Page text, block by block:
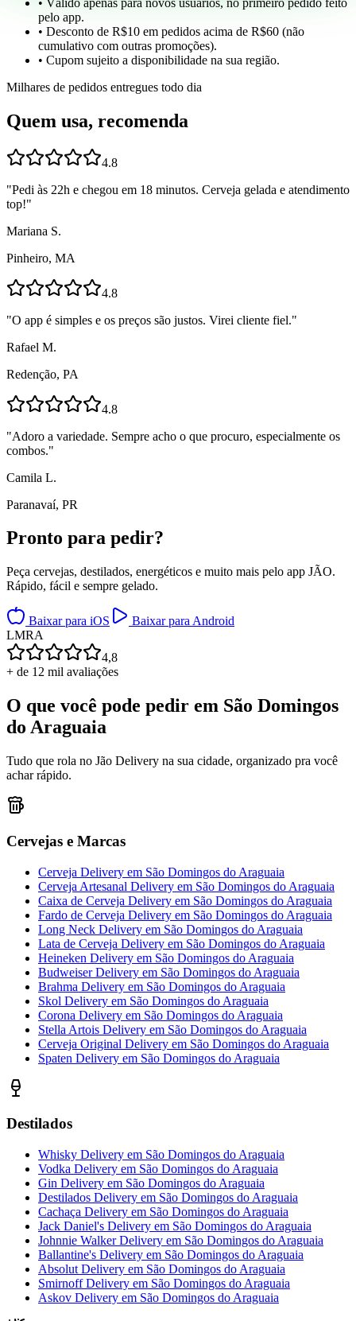
pelo app.
• Desconto de R$10 em pedidos acima de R$60 (não
cumulativo com outras promoções).
• Cupom sujeito a disponibilidade na sua região.
Milhares de pedidos entregues todo dia
Quem usa, recomenda
4.8
"Pedi às 22h e chegou em 18 minutos. Cerveja gelada e atendimento
top!"
Mariana S.
Pinheiro, MA
4.8
"O app é simples e os preços são justos. Virei cliente fiel."
Rafael M.
Redenção, PA
4.8
"Adoro a variedade. Sempre acho o que procuro, especialmente os
combos."
Camila L.
Paranavaí, PR
Pronto para pedir?
Peça cervejas, destilados, energéticos e muito mais pelo app JÃO.
Rápido, fácil e sempre gelado.
Baixar para iOS
Baixar para Android
LMRA
4,8
+ de 12 mil avaliações
O que você pode pedir em São Domingos
do Araguaia
Tudo que rola no Jão Delivery na sua cidade, organizado pra você
achar rápido.
Cervejas e Marcas
Cerveja Delivery em São Domingos do Araguaia
Cerveja Artesanal Delivery em São Domingos do Araguaia
Caixa de Cerveja Delivery em São Domingos do Araguaia
Fardo de Cerveja Delivery em São Domingos do Araguaia
Long Neck Delivery em São Domingos do Araguaia
Lata de Cerveja Delivery em São Domingos do Araguaia
Heineken Delivery em São Domingos do Araguaia
Budweiser Delivery em São Domingos do Araguaia
Brahma Delivery em São Domingos do Araguaia
Skol Delivery em São Domingos do Araguaia
Corona Delivery em São Domingos do Araguaia
Stella Artois Delivery em São Domingos do Araguaia
Cerveja Original Delivery em São Domingos do Araguaia
Spaten Delivery em São Domingos do Araguaia
Destilados
Whisky Delivery em São Domingos do Araguaia
Vodka Delivery em São Domingos do Araguaia
Gin Delivery em São Domingos do Araguaia
Destilados Delivery em São Domingos do Araguaia
Cachaça Delivery em São Domingos do Araguaia
Jack Daniel's Delivery em São Domingos do Araguaia
Johnnie Walker Delivery em São Domingos do Araguaia
Ballantine's Delivery em São Domingos do Araguaia
Absolut Delivery em São Domingos do Araguaia
Smirnoff Delivery em São Domingos do Araguaia
Askov Delivery em São Domingos do Araguaia